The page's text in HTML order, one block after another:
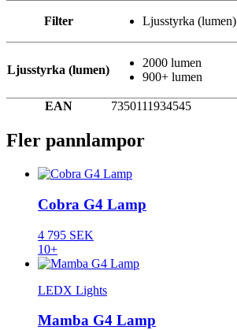
Filter Ljusstyrka (lumen)
Ljusstyrka (lumen)
2000 lumen
900+ lumen
EAN 7350111934545
Fler pannlampor
Cobra G4 Lamp
4 795 SEK
10+
LEDX Lights
Mamba G4 Lamp